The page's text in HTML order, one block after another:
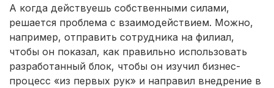
А когда действуешь собственными силами,
решается проблема с взаимодействием. Можно,
например, отправить сотрудника на филиал,
чтобы он показал, как правильно использовать
разработанный блок, чтобы он изучил бизнес-
процесс «из первых рук» и направил внедрение в